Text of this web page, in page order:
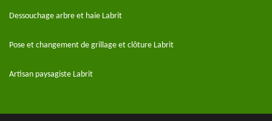
Dessouchage arbre et haie Labrit
Pose et changement de grillage et clôture Labrit
Artisan paysagiste Labrit